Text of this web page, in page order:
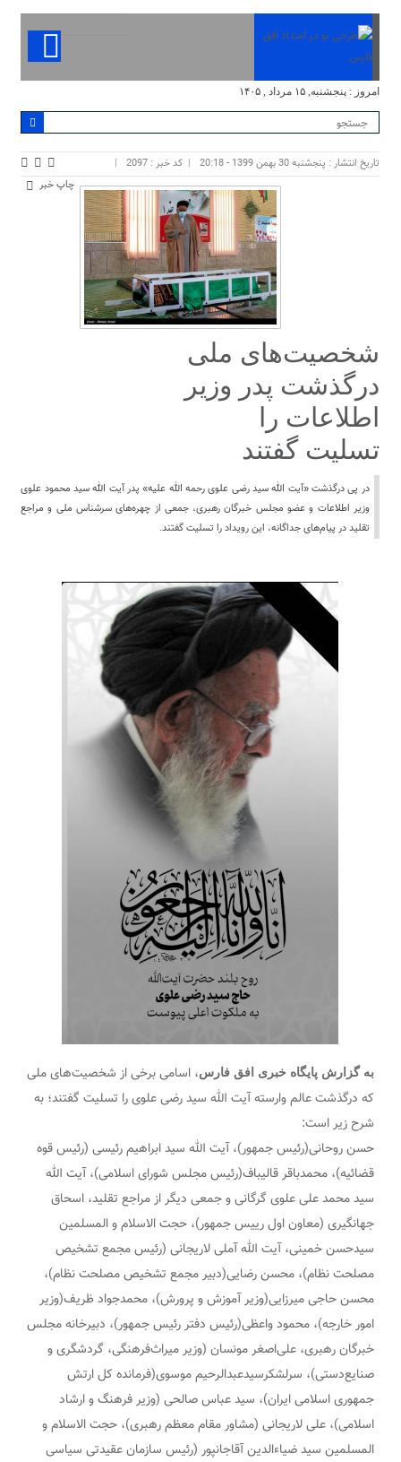
امروز : پنجشنبه, ۱۵ مرداد , ۱۴۰۵
تاریخ انتشار : پنجشنبه 30 بهمن 1399 - 20:18
کد خبر : 2097
چاپ خبر
شخصیت‌های ملی
درگذشت پدر وزیر
اطلاعات را
تسلیت گفتند
در پی درگذشت «آیت الله سید رضی علوی رحمه الله علیه» پدر آیت الله سید محمود علوی
وزیر اطلاعات و عضو مجلس خبرگان رهبری، جمعی از چهره‌های سرشناس ملی و مراجع
تقلید در پیام‌های جداگانه، این رویداد را تسلیت گفتند.
به گزارش پایگاه خبری افق فارس، اسامی برخی از شخصیت‌های ملی
که درگذشت عالم وارسته آیت الله سید رضی علوی را تسلیت گفتند؛ به
شرح زیر است:
حسن روحانی(رئیس جمهور)، آیت الله سید ابراهیم رئیسی (رئیس قوه
قضائیه)، محمدباقر قالیباف(رئیس مجلس شورای اسلامی)، آیت الله
سید محمد علی علوی گرگانی و جمعی دیگر از مراجع تقلید، اسحاق
جهانگیری (معاون اول رییس جمهور)، حجت الاسلام و المسلمین
سیدحسن خمینی، آیت الله آملی لاریجانی (رئیس مجمع تشخیص
مصلحت نظام)، محسن رضایی(دبیر مجمع تشخیص مصلحت نظام)،
محسن حاجی میرزایی(وزیر آموزش و پرورش)، محمدجواد ظریف(وزیر
امور خارجه)، محمود واعظی(رئیس دفتر رئیس جمهور)، دبیرخانه مجلس
خبرگان رهبری، علی‌اصغر مونسان (وزیر میراث‌فرهنگی، گردشگری و
صنایع‌دستی)، سرلشکرسیدعبدالرحیم موسوی(فرمانده کل ارتش
جمهوری اسلامی ایران)، سید عباس صالحی (وزیر فرهنگ و ارشاد
اسلامی)، علی لاریجانی (مشاور مقام معظم رهبری)، حجت الاسلام و
المسلمین سید ضیاءالدین آقاجانپور (رئیس سازمان عقیدتی سیاسی